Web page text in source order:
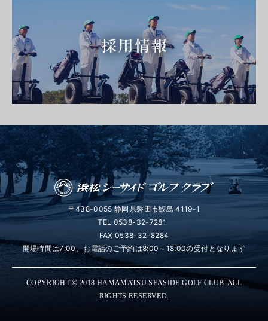
〒438-0055 静岡県磐田市鮫島 4119-1
TEL 0538-32-7281
FAX 0538-32-8284
開場時間は7:00、お電話のご予約は8:00～18:00の受付となります
COPYRIGHT © 2018 HAMAMATSU SEASIDE GOLF CLUB. ALL
RIGHTS RESERVED.